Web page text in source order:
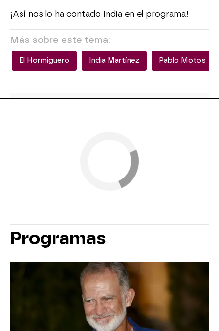
¡Así nos lo ha contado India en el programa!
Más sobre este tema:
El Hormiguero India Martínez Pablo Motos
Programas